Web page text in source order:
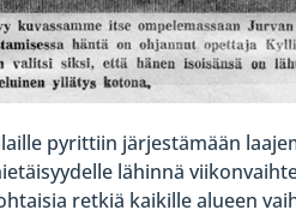
pyrittiin järjestämään
lähinnä
retkiä kaikille alueen